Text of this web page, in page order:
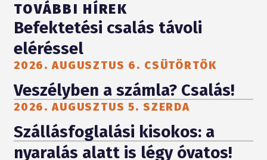
TOVÁBBI HÍREK
Befektetési csalás távoli
eléréssel
2026. AUGUSZTUS 6. CSÜTÖRTÖK
Veszélyben a számla? Csalás!
2026. AUGUSZTUS 5. SZERDA
Szállásfoglalási kisokos: a
nyaralás alatt is légy óvatos!